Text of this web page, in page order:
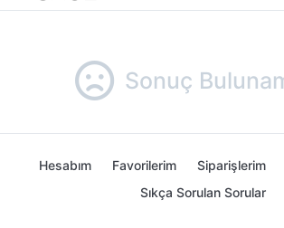
Sonuç
Hesabım Favorilerim Siparişlerim
Sıkça Sorulan Sorular